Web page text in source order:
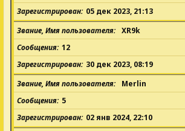
Зарегистрирован 05 дек 2023, 21:13
Звание, Имя пользователя
XR9k
Сообщения 12
Зарегистрирован 30 дек 2023, 08:19
Звание, Имя пользователя
Merlin
Сообщения 5
Зарегистрирован 02 янв 2024, 22:10